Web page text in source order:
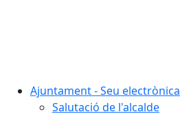
Ajuntament - Seu electrònica
Salutació de l'alcalde